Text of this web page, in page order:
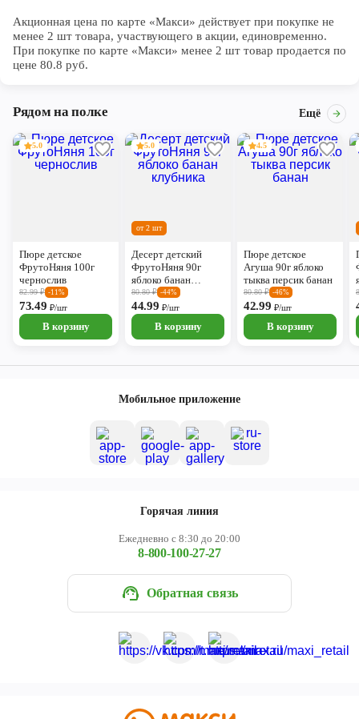
Акционная цена по карте «Макси» действует при покупке не
менее 2 шт товара, участвующего в акции, единовременно.
При покупке по карте «Макси» менее 2 шт товар продается по
цене 80.8 руб.
Рядом на полке Ещё
5.0
Пюре детское
ФрутоНяня 100г
чернослив
82.99₽ -11%
73.49₽/шт
В корзину
от 2 шт
5.0
Десерт детский
ФрутоНяня 90г
яблоко банан
клубника
80.80₽ -44%
44.99₽/шт
В корзину
4.5
Пюре детское
Агуша 90г яблоко
тыква персик банан
80.80₽ -46%
42.99₽/шт
В корзину
Мобильное приложение
Горячая линия
Ежедневно с 8:30 до 20:00
8-800-100-27-27
Обратная связь